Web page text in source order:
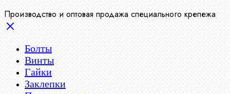
Производство и оптовая продажа специального крепежа
Болты
Винты
Гайки
Заклепки